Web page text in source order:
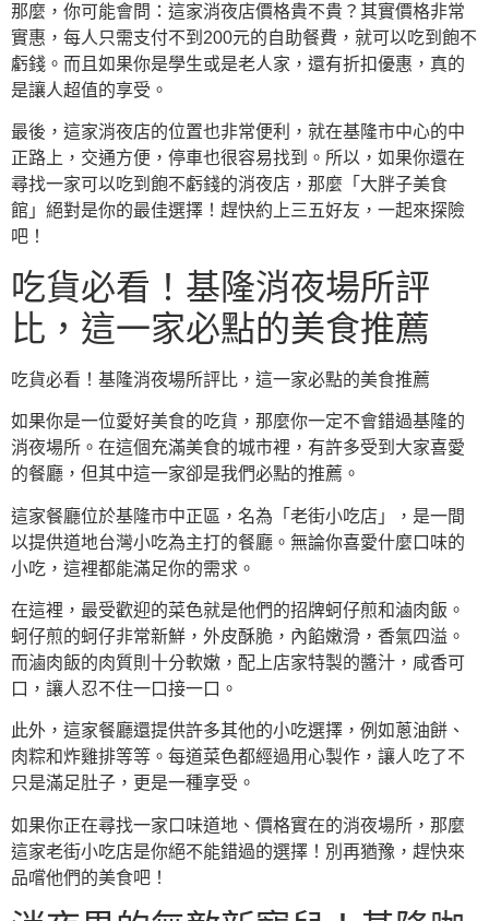
那麼，你可能會問：這家消夜店價格貴不貴？其實價格非常
實惠，每人只需支付不到200元的自助餐費，就可以吃到飽不
虧錢。而且如果你是學生或是老人家，還有折扣優惠，真的
是讓人超值的享受。
最後，這家消夜店的位置也非常便利，就在基隆市中心的中
正路上，交通方便，停車也很容易找到。所以，如果你還在
尋找一家可以吃到飽不虧錢的消夜店，那麼「大胖子美食
館」絕對是你的最佳選擇！趕快約上三五好友，一起來探險
吧！
吃貨必看！基隆消夜場所評
比，這一家必點的美食推薦
吃貨必看！基隆消夜場所評比，這一家必點的美食推薦
如果你是一位愛好美食的吃貨，那麼你一定不會錯過基隆的
消夜場所。在這個充滿美食的城市裡，有許多受到大家喜愛
的餐廳，但其中這一家卻是我們必點的推薦。
這家餐廳位於基隆市中正區，名為「老街小吃店」，是一間
以提供道地台灣小吃為主打的餐廳。無論你喜愛什麼口味的
小吃，這裡都能滿足你的需求。
在這裡，最受歡迎的菜色就是他們的招牌蚵仔煎和滷肉飯。
蚵仔煎的蚵仔非常新鮮，外皮酥脆，內餡嫩滑，香氣四溢。
而滷肉飯的肉質則十分軟嫩，配上店家特製的醬汁，咸香可
口，讓人忍不住一口接一口。
此外，這家餐廳還提供許多其他的小吃選擇，例如蔥油餅、
肉粽和炸雞排等等。每道菜色都經過用心製作，讓人吃了不
只是滿足肚子，更是一種享受。
如果你正在尋找一家口味道地、價格實在的消夜場所，那麼
這家老街小吃店是你絕不能錯過的選擇！別再猶豫，趕快來
品嚐他們的美食吧！